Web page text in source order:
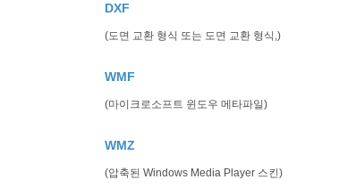
DXF
(도면 교환 형식 또는 도면 교환 형식,)
WMF
(마이크로소프트 윈도우 메타파일)
WMZ
(압축된 Windows Media Player 스킨)